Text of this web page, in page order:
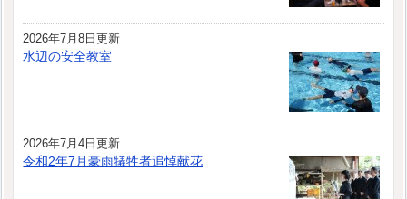
2026年7月8日更新
水辺の安全教室
2026年7月4日更新
令和2年7月豪雨犠牲者追悼献花